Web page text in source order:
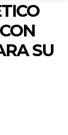
SU